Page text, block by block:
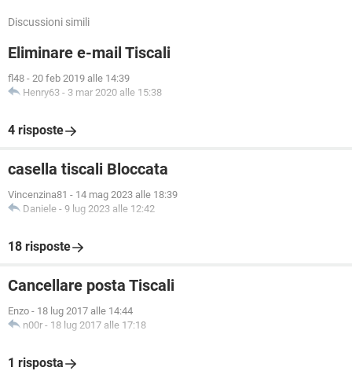
Discussioni simili
Eliminare e-mail Tiscali
fl48 - 20 feb 2019 alle 14:39
Henry63 - 3 mar 2020 alle 15:38
4 risposte
casella tiscali Bloccata
Vincenzina81 - 14 mag 2023 alle 18:39
Daniele - 9 lug 2023 alle 12:42
18 risposte
Cancellare posta Tiscali
Enzo - 18 lug 2017 alle 14:44
n00r - 18 lug 2017 alle 17:18
1 risposta